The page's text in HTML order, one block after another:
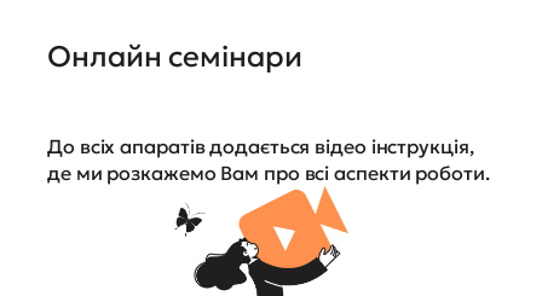
Онлайн семінари
До всіх апаратів додається відео інструкція,
де ми розкажемо Вам про всі аспекти роботи.